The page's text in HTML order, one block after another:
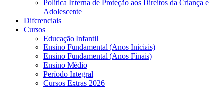
Política Interna de Proteção aos Direitos da Criança e
Adolescente
Diferenciais
Cursos
Educação Infantil
Ensino Fundamental (Anos Iniciais)
Ensino Fundamental (Anos Finais)
Ensino Médio
Período Integral
Cursos Extras 2026